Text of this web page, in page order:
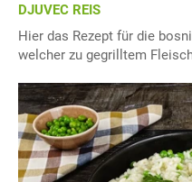
DJUVEC REIS
Hier das Rezept für die
welcher zu gegrilltem